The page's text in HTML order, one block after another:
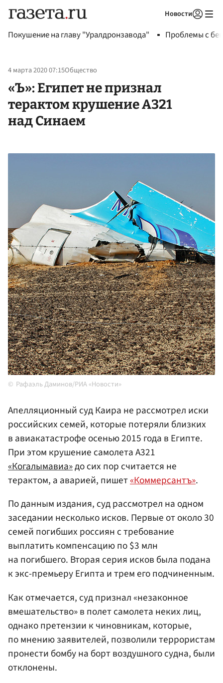
Новости
Покушение на главу "Уралдронзавода" Проблемы с
4 марта 2020 07:15Общество
«Ъ»: Египет не признал
терактом крушение А321
над Синаем
Рафаэль Даминов/РИА «Новости»
Апелляционный суд Каира не рассмотрел иски
российских семей, которые потеряли близких
в авиакатастрофе осенью 2015 года в Египте.
При этом крушение самолета А321
«Когалымавиа»до сих пор считается не
терактом, а аварией, пишет«Коммерсантъ».
По данным издания, суд рассмотрел на одном
заседании несколько исков. Первые от около 30
семей погибших россиян с требование
выплатить компенсацию по $3 млн
на погибшего. Вторая серия исков была подана
к экс-премьеру Египта и трем его подчиненным.
Как отмечается, суд признал «незаконное
вмешательство» в полет самолета неких лиц,
однако претензии к чиновникам, которые,
по мнению заявителей, позволили террористам
пронести бомбу на борт воздушного судна, были
отклонены.